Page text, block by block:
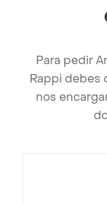
Para pedir
Rappi debes
nos